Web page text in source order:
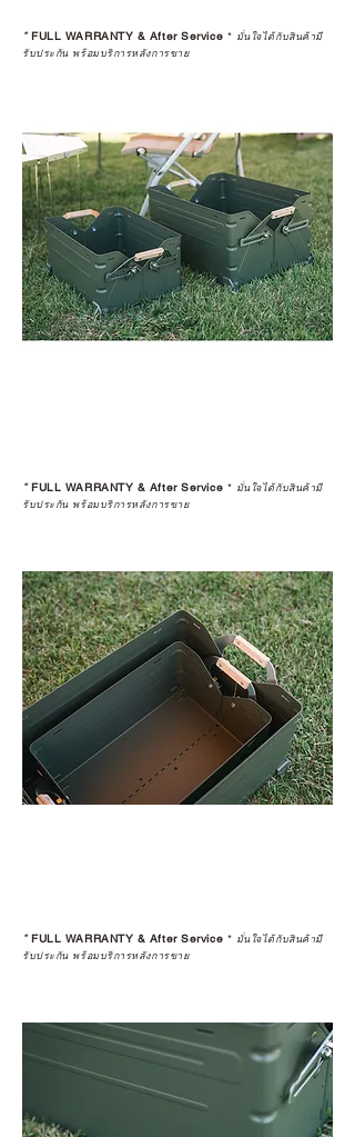
*FULL WARRANTY & After Service * มั่นใจได้กับสินค้ามี
รับประกัน พร้อมบริการหลังการขาย
*FULL WARRANTY & After Service * มั่นใจได้กับสินค้ามี
รับประกัน พร้อมบริการหลังการขาย
*FULL WARRANTY & After Service * มั่นใจได้กับสินค้ามี
รับประกัน พร้อมบริการหลังการขาย